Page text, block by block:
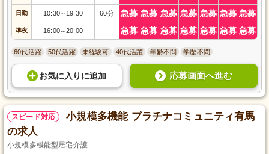
日勤 10:30～ 19:30 60分 急募 急募 急募 急募 急募 急募 急募
準夜 16:00～20:00 - 急募 急募 急募 急募 急募 急募 急募
60代活躍 50代活躍 未経験可 40代活躍 年齢不問 学歴不問
お気に入り に追加 応募画面へ進む
スピード対応
小規模多機能 プラチナコミュニティ有馬
の求人
小規模多機能型居宅介護